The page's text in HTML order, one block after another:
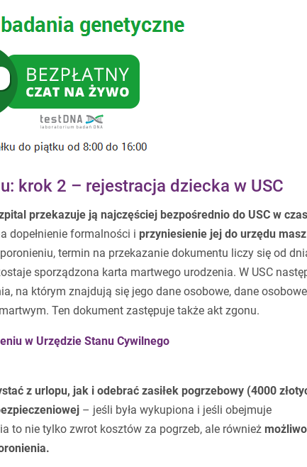
krok 2 – rejestracja dziecka w USC
przekazuje ją najczęściej bezpośrednio do USC w
dopełnienie formalności i przyniesienie jej do urzędu
termin na przekazanie dokumentu liczy się od
sporządzona karta martwego urodzenia. W USC
na którym znajdują się jego dane osobowe, dane osobowe
Ten dokument zastępuje także akt zgonu.
w Urzędzie Stanu Cywilnego
z urlopu, jak i odebrać zasiłek pogrzebowy (4000
– jeśli była wykupiona i jeśli obejmuje
to nie tylko zwrot kosztów za pogrzeb, ale również